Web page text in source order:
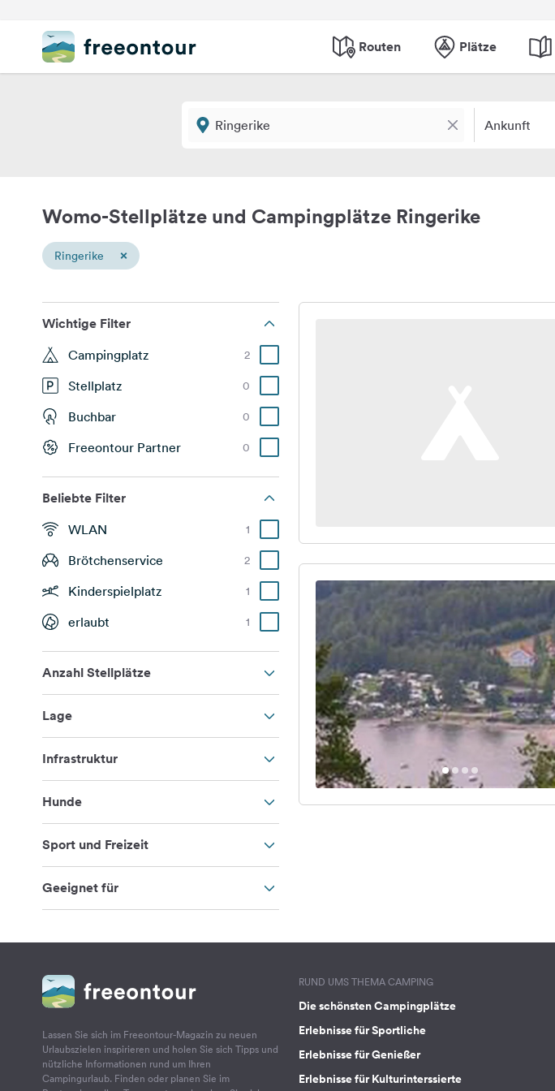
Routen Plätze
Ankunft
Womo-Stellplätze und Campingplätze Ringerike
Ringerike ×
Wichtige Filter
Campingplatz 2
Stellplatz 0
Buchbar 0
Freeontour Partner 0
Beliebte Filter
WLAN 1
Brötchenservice 2
Kinderspielplatz 1
erlaubt 1
Anzahl Stellplätze
Lage
Infrastruktur
Hunde
Sport und Freizeit
Geeignet für
Lassen Sie sich im Freeontour-Magazin zu neuen
Urlaubszielen inspirieren und holen Sie sich Tipps und
nützliche Informationen rund um Ihren
Campingurlaub. Finden oder planen Sie im
RUND UMS THEMA CAMPING
Die schönsten Campingplätze
Erlebnisse für Sportliche
Erlebnisse für Genießer
Erlebnisse für Kulturinterssierte